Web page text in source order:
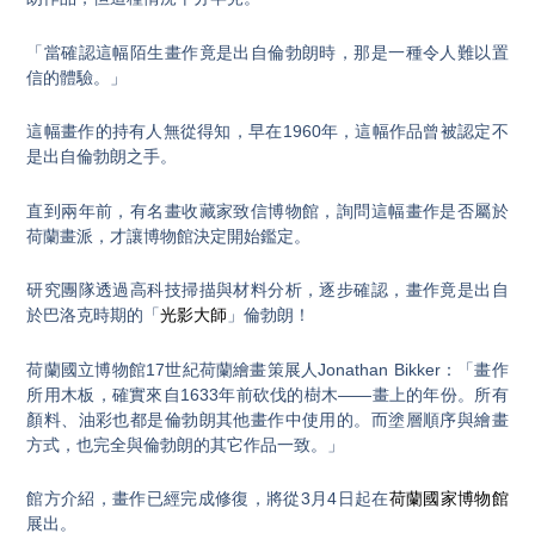
「當確認這幅陌生畫作竟是出自倫勃朗時，那是一種令人難以置
信的體驗。」
這幅畫作的持有人無從得知，早在1960年，這幅作品曾被認定不
是出自倫勃朗之手。
直到兩年前，有名畫收藏家致信博物館，詢問這幅畫作是否屬於
荷蘭畫派，才讓博物館決定開始鑑定。
研究團隊透過高科技掃描與材料分析，逐步確認，畫作竟是出自
於巴洛克時期的「光影大師 」倫勃朗！
荷蘭國立博物館17世紀荷蘭繪畫策展人Jonathan Bikker：「畫作
所用木板，確實來自1633年前砍伐的樹木——畫上的年份。所有
顏料、油彩也都是倫勃朗其他畫作中使用的。而塗層順序與繪畫
方式，也完全與倫勃朗的其它作品一致。」
館方介紹，畫作已經完成修復，將從3月4日起在荷蘭國家博物館
展出。